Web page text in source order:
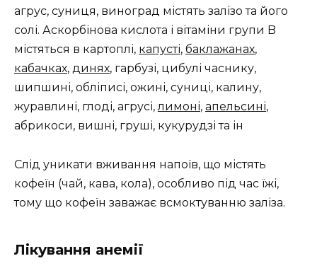
агрус, суниця, виноград містять залізо та його
солі. Аскорбінова кислота і вітаміни групи B
містяться в картоплі, капусті, баклажанах,
кабачках, динях, гарбузі, цибулі часнику,
шипшині, обліписі, ожині, суниці, калину,
журавлині, глоді, агрусі,лимоні, апельсині,
абрикоси, вишні, груші, кукурудзі та ін
Слід уникати вживання напоїв, що містять
кофеїн (чай, кава, кола), особливо під час їжі,
тому що кофеїн заважає всмоктуванню заліза.
Лікування анемії